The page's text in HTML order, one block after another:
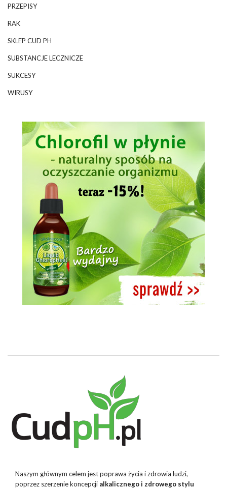
PRZEPISY
RAK
SKLEP CUD PH
SUBSTANCJE LECZNICZE
SUKCESY
WIRUSY
Naszym głównym celem jest poprawa życia i zdrowia ludzi,
poprzez szerzenie koncepcji alkalicznego i zdrowego stylu